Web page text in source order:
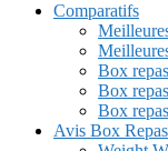
Comparatifs
Box
Box
Box
Avis Box Repas